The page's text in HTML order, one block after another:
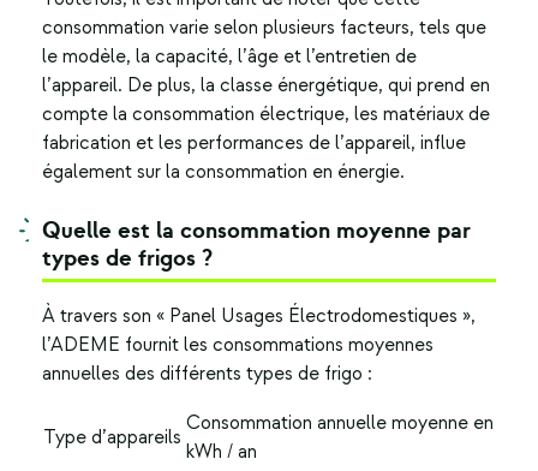
consommation varie selon plusieurs facteurs, tels que
le modèle, la capacité, l’âge et l’entretien de
l’appareil. De plus, la classe énergétique, qui prend en
compte la consommation électrique, les matériaux de
fabrication et les performances de l’appareil, influe
également sur la consommation en énergie.
Quelle est la consommation moyenne par
types de frigos ?
À travers son « Panel Usages Électrodomestiques »,
l’ADEME fournit les consommations moyennes
annuelles des différents types de frigo :
Type d’appareils
Consommation annuelle moyenne en
kWh / an